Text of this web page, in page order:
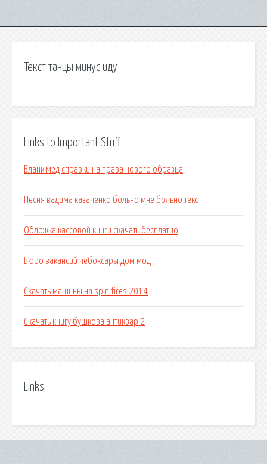
Текст танцы минус иду
Links to Important Stuff
Бланк мед справки на права нового образца
Песня вадима казаченко больно мне больно текст
Обложка кассовой книги скачать бесплатно
Бюро вакансий чебоксары дом мод
Скачать машины на spin tires 2014
Скачать книгу бушкова антиквар 2
Links